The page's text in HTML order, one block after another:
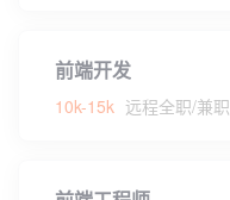
前端开发
10k-15k 远程全职/兼职